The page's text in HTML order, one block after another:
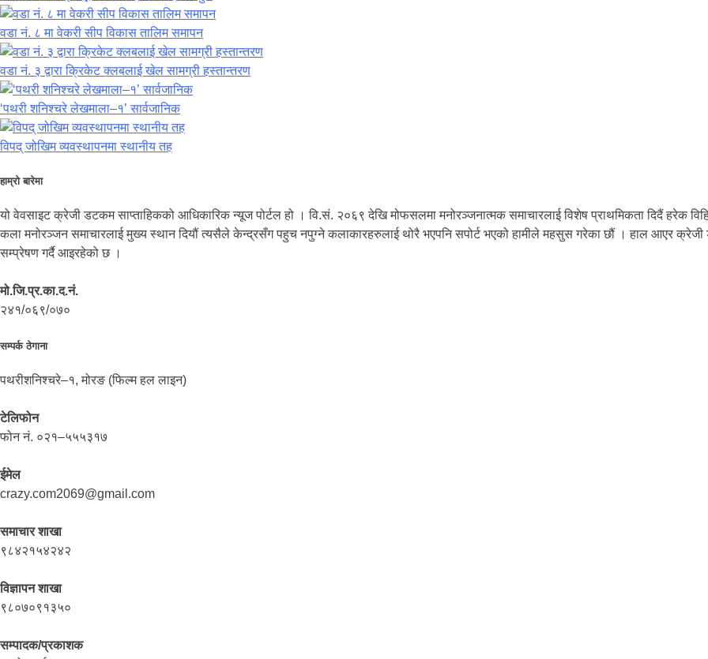
वडा नं. ८ मा वेकरी सीप विकास तालिम समापन
वडा नं. ३ द्वारा क्रिकेट क्लबलाई खेल सामग्री हस्तान्तरण
‘पथरी शनिश्चरे लेखमाला–१’ सार्वजानिक
विपद् जोखिम व्यवस्थापनमा स्थानीय तह
हाम्रो बारेमा
यो वेवसाइट क्रेजी डटकम साप्ताहिकको आधिकारिक न्यूज पोर्टल हो । वि.सं. २०६९ देखि मोफसलमा मनोरञ्जनात्मक समाचारलाई विशेष प्राथमिकता दिदैं हरेक
कला मनोरञ्जन समाचारलाई मुख्य स्थान दियौं त्यसैले केन्द्रसँग पहुच नपुग्ने कलाकारहरुलाई थोरै भएपनि सपोर्ट भएको हामीले महसुस गरेका छौं । हाल आएर
सम्प्रेषण गर्दै आइरहेको छ ।
मो.जि.प्र.का.द.नं.
२४१/०६९/०७०
सम्पर्क ठेगाना
पथरीशनिश्चरे–१, मोरङ (फिल्म हल लाइन)
टेलिफोन
फोन नं. ०२१–५५५३१७
ईमेल
crazy.com2069@gmail.com
समाचार शाखा
९८४२१५४२४२
विज्ञापन शाखा
९८०७०९१३५०
सम्पादक/प्रकाशक